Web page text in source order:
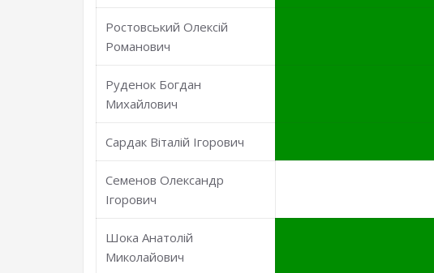
Ростовський Олексій
Романович
Руденок Богдан
Михайлович
Сардак Віталій Ігорович
Семенов Олександр
Ігорович
Шока Анатолій
Миколайович